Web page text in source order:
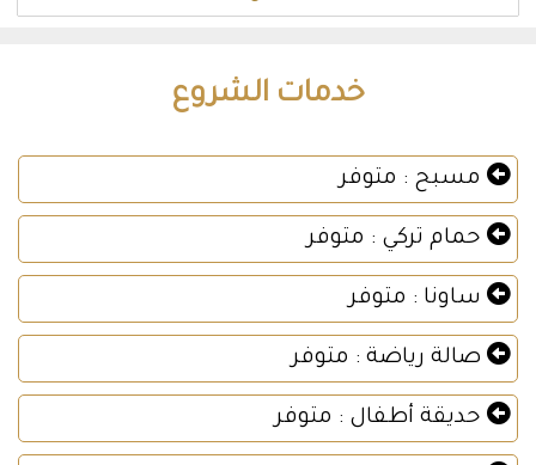
خدمات الشروع
مسبح : متوفر
حمام تركي : متوفر
ساونا : متوفر
صالة رياضة : متوفر
حديقة أطفال : متوفر